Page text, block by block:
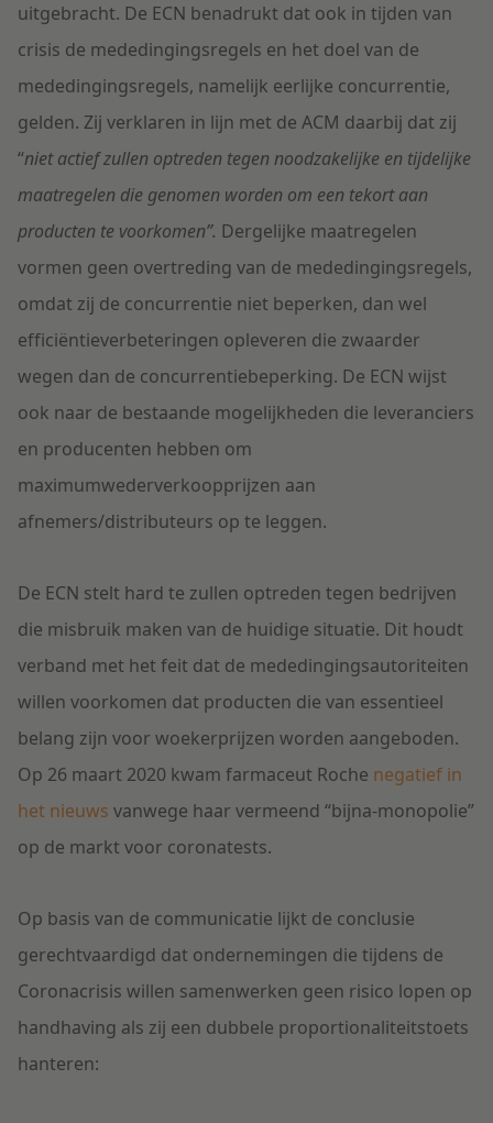
uitgebracht. De ECN benadrukt dat ook in tijden van
crisis de mededingingsregels en het doel van de
mededingingsregels, namelijk eerlijke concurrentie,
gelden. Zij verklaren in lijn met de ACM daarbij dat zij
“niet actief zullen optreden tegen noodzakelijke en tijdelijke
maatregelen die genomen worden om een tekort aan
producten te voorkomen”. Dergelijke maatregelen
vormen geen overtreding van de mededingingsregels,
omdat zij de concurrentie niet beperken, dan wel
efficiëntieverbeteringen opleveren die zwaarder
wegen dan de concurrentiebeperking. De ECN wijst
ook naar de bestaande mogelijkheden die leveranciers
en producenten hebben om
maximumwederverkoopprijzen aan
afnemers/distributeurs op te leggen.
De ECN stelt hard te zullen optreden tegen bedrijven
die misbruik maken van de huidige situatie. Dit houdt
verband met het feit dat de mededingingsautoriteiten
willen voorkomen dat producten die van essentieel
belang zijn voor woekerprijzen worden aangeboden.
Op 26 maart 2020 kwam farmaceut Roche negatief in
het nieuws vanwege haar vermeend “bijna-monopolie”
op de markt voor coronatests.
Op basis van de communicatie lijkt de conclusie
gerechtvaardigd dat ondernemingen die tijdens de
Coronacrisis willen samenwerken geen risico lopen op
handhaving als zij een dubbele proportionaliteitstoets
hanteren: